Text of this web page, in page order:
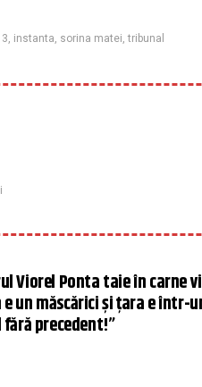
, instanta, sorina matei,tribunal
Viorel Ponta taie în carne
e un măscărici și țara e într-
precedent!”